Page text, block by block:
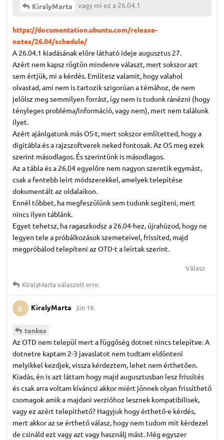
KiralyMarta vagy mi ez a 26.04.1
https://documentation.ubuntu.com/release-
notes/26.04/schedule/
A 26.04.1 kiadásának előre látható ideje augusztus 27.
Azért nem kapsz rögtön mindenre választ, mert sokszor azt
sem értjük, mi a kérdés. Említesz valamit, hogy valahol
olvastad, ami nem is tartozik szigorúan a témához, de nem
jelölsz meg semmilyen forrást, így nem is tudunk ránézni (hogy
tényleges probléma/információ, vagy nem), mert nem találunk
ilyet.
Azért ajánlgatunk más OS-t, mert sokszor említetted, hogy a
digitábla és a rajzszoftverek neked fontosak. Az OS meg ezek
szerint másodlagos. És szerintünk is másodlagos.
Az a tábla és a 26.04 egyelőre nem nagyon szeretik egymást,
csak a fentebb leírt módszerekkel, amelyek telepítése
dokumentált az oldalaikon.
Ennél többet, ha megfeszülünk sem tudunk segíteni, mert
nincs ilyen táblánk.
Egyet tehetsz, ha ragaszkodsz a 26.04-hez, újrahúzod, hogy ne
legyen tele a próbálkozások szemeteivel, frissíted, majd
megpróbálod telepíteni az OTD-t a leírtak szerint.
Válasz
KiralyMarta válaszolt erre.
K KiralyMarta jún 19.
tenkes
Az OTD nem települ mert a függőség dotnet nincs telepítve. A
dotnetre kaptam 2-3 javaslatot nem tudtam eldönteni
melyikkel kezdjek, vissza kérdeztem, lehet nem érthetően.
Kiadás, én is azt láttam hogy majd augusztusban lesz frissítés
és csak arra voltam kíváncsi akkor miért jönnek olyan frissíthető
csomagok amik a majdani verzióhoz lesznek kompatibilisek,
vagy ez azért telepíthető? Hagyjuk hogy érthető-e kérdés,
mert akkor az se érthető válasz, hogy nem tudom mit kérdezel
de csináld ezt vagy azt vagy használj mást. Még egyszer